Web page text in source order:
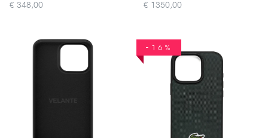
€ 348,00
€ 1350,00
-16%